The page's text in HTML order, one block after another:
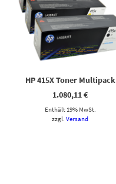
HP 415X Toner Multipack
1.080,11€
Enthält 19% MwSt.
zzgl.Versand